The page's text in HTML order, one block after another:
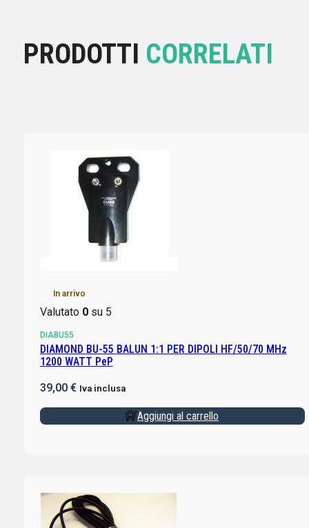
PRODOTTI CORRELATI
In arrivo
Valutato 0su 5
DIABU55
DIAMOND BU-55 BALUN 1:1 PER DIPOLI HF/50/70 MHz
1200 WATT PeP
39,00 € Iva inclusa
Aggiungi al carrello